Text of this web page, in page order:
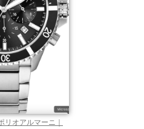
リオアルマーニ｜